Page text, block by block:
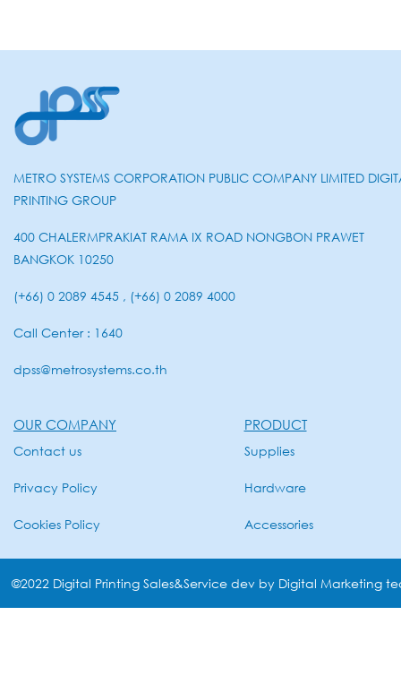
METRO SYSTEMS CORPORATION PUBLIC COMPANY LIMITED
PRINTING GROUP
400 CHALERMPRAKIAT RAMA IX ROAD NONGBON PRAWET
BANGKOK 10250
(+66) 0 2089 4545 , (+66) 0 2089 4000
Call Center : 1640
dpss@metrosystems.co.th
OUR COMPANY
Contact us
Privacy Policy
Cookies Policy
PRODUCT
Supplies
Hardware
Accessories
©2022 Digital Printing Sales&Service dev by Digital Marketing